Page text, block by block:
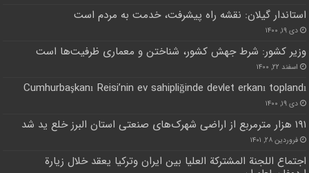
استاندار گیلان: نقشه راه پیشرفت، خدمت به مردم است
دی ۱۹, ۱۴۰۰
وزیر کشور: شرط جهش کشور، شناختن و معماری ظرفیت‌ها است
اسفند ۲۲, ۱۴۰۰
Cumhurbaşkanı Reisi’nin ev sahipliğinde devlet erkanı toplandı
دی ۱۹, ۱۴۰۰
۱۹۱ هزار مترمربع از اراضی شهرک‌های صنعتی استان البرز خلع ید شد
فروردین ۲۸, ۱۴۰۱
اجتماع اللجنة المشتركة العليا بين ايران وتركيا يعقد خلال زيارة